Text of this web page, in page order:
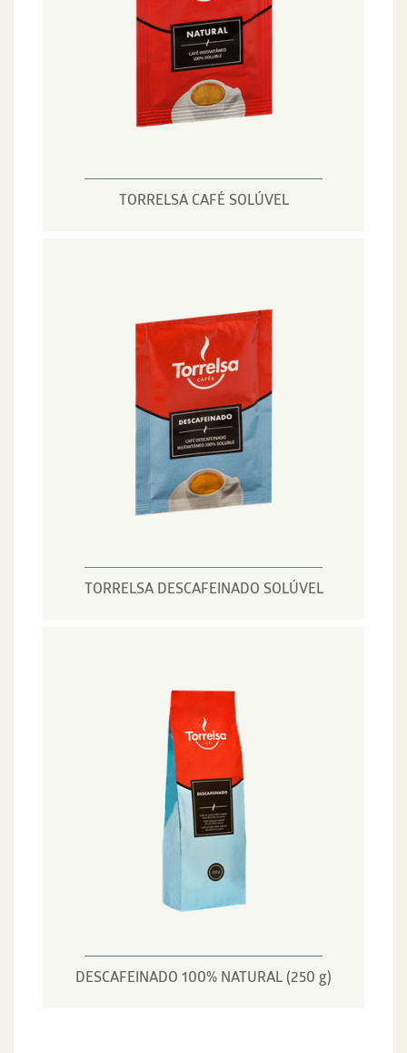
TORRELSA CAFÉ SOLÚVEL
TORRELSA DESCAFEINADO SOLÚVEL
DESCAFEINADO 100% NATURAL (250 g)